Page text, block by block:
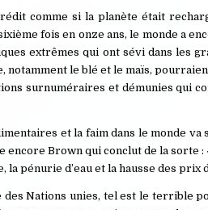
comme si la planète était
fois en onze ans, le monde a
extrêmes qui ont sévi dans les
notamment le blé et le maïs,
surnuméraires et démunies qui
et la faim dans le monde
Brown qui conclut de la sorte :
pénurie d’eau et la hausse des prix
Nations unies, tel est le terrible